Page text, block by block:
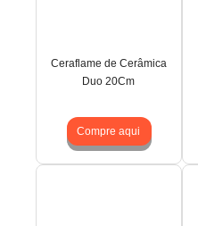
Ceraflame de Cerâmica
Duo 20Cm
Compre aqui